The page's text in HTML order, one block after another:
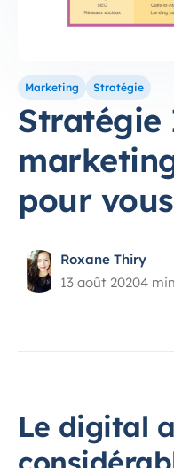
Marketing Stratégie
Stratégie
pour
Roxane Thiry
13 août 20204
Le digital a